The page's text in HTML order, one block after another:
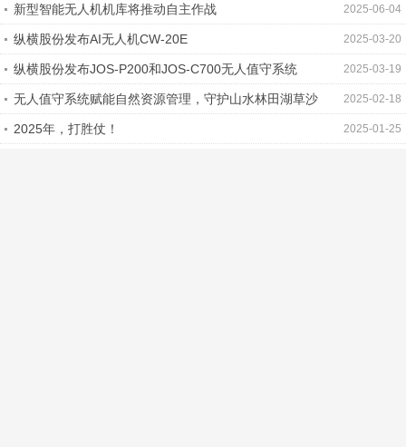
新型智能无人机机库将推动自主作战 2025-06-04
纵横股份发布AI无人机CW-20E 2025-03-20
纵横股份发布JOS-P200和JOS-C700无人值守系统 2025-03-19
无人值守系统赋能自然资源管理，守护山水林田湖草沙 2025-02-18
2025年，打胜仗！ 2025-01-25